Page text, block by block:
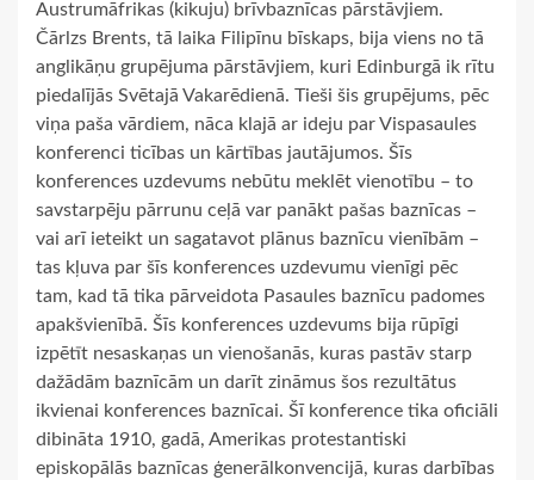
Austrumāfrikas (kikuju) brīvbaznīcas pārstāvjiem.
Čārlzs Brents, tā laika Filipīnu bīskaps, bija viens no tā
anglikāņu grupējuma pārstāvjiem, kuri Edinburgā ik rītu
piedalījās Svētajā Vakarēdienā. Tieši šis grupējums, pēc
viņa paša vārdiem, nāca klajā ar ideju par Vispasaules
konferenci ticības un kārtības jautājumos. Šīs
konferences uzdevums nebūtu meklēt vienotību – to
savstarpēju pārrunu ceļā var panākt pašas baznīcas –
vai arī ieteikt un sagatavot plānus baznīcu vienībām –
tas kļuva par šīs konferences uzdevumu vienīgi pēc
tam, kad tā tika pārveidota Pasaules baznīcu padomes
apakšvienībā. Šīs konferences uzdevums bija rūpīgi
izpētīt nesaskaņas un vienošanās, kuras pastāv starp
dažādām baznīcām un darīt zināmus šos rezultātus
ikvienai konferences baznīcai. Šī konference tika oficiāli
dibināta 1910, gadā, Amerikas protestantiski
episkopālās baznīcas ģenerālkonvencijā, kuras darbības